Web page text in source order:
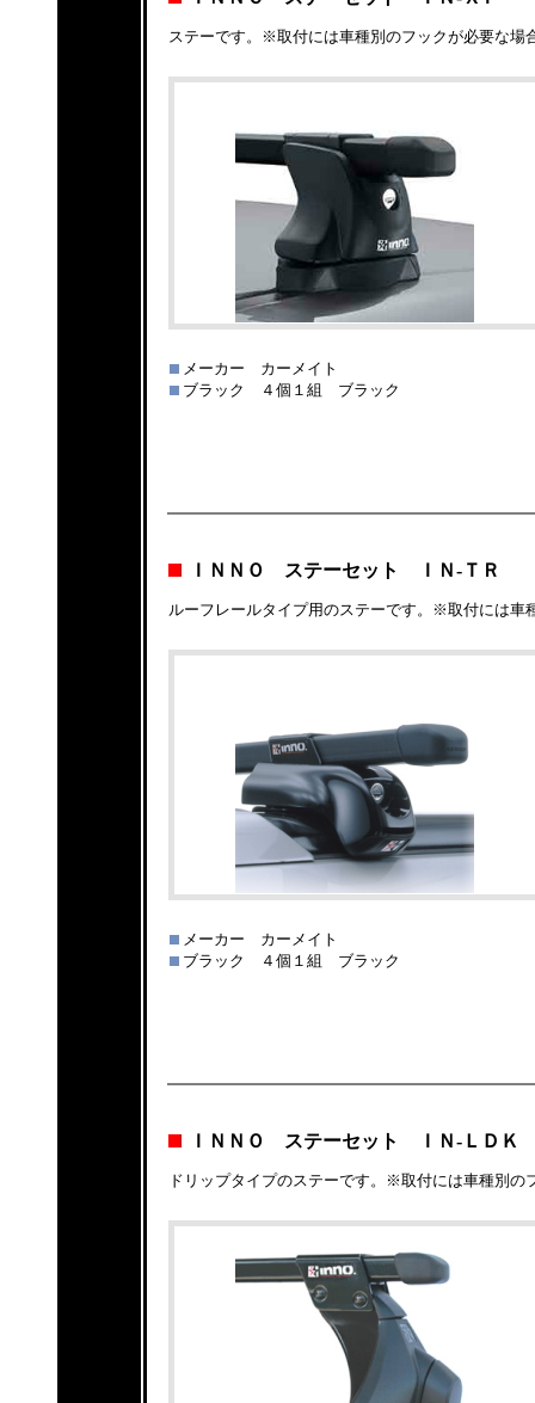
ステーです。※取付には車種別のフックが必要な場
メーカー カーメイト
ブラック ４個１組 ブラック
ＩＮＮＯ ステーセット ＩＮ-ＴＲ
ルーフレールタイプ用のステーです。※取付には車
メーカー カーメイト
ブラック ４個１組 ブラック
ＩＮＮＯ ステーセット ＩＮ-ＬＤＫ
ドリップタイプのステーです。※取付には車種別の